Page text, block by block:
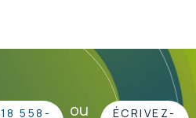
558-
ou
ÉCRIVEZ-